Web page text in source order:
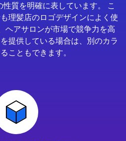
質を明確に表しています。 こ
理髪店のロゴデザインによく使
ヘアサロンが市場で競争力を高
提供している場合は、別のカラ
こともできます。